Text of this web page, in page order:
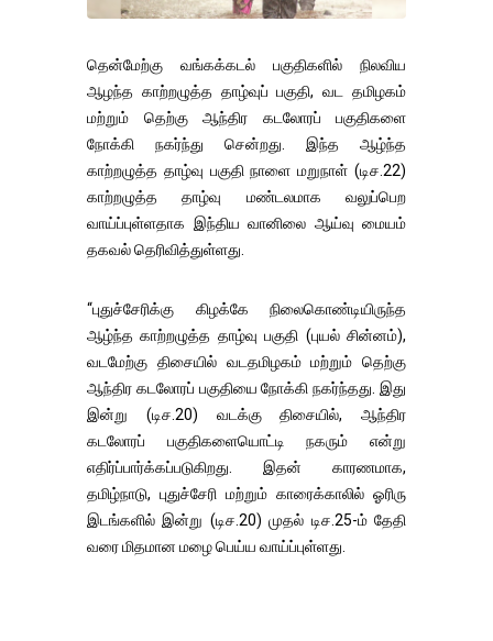
தென்மேற்கு வங்கக்கடல் பகுதிகளில் நிலவிய
ஆழந்த காற்றழுத்த தாழ்வுப் பகுதி, வட தமிழகம்
மற்றும் தெற்கு ஆந்திர கடலோரப் பகுதிகளை
நோக்கி நகர்ந்து சென்றது. இந்த ஆழ்ந்த
காற்றழுத்த தாழ்வு பகுதி நாளை மறுநாள் (டிச.22)
காற்றழுத்த தாழ்வு மண்டலமாக வலுப்பெற
வாய்ப்புள்ளதாக இந்திய வானிலை ஆய்வு மையம்
தகவல் தெரிவித்துள்ளது.
“புதுச்சேரிக்கு கிழக்கே நிலைகொண்டியிருந்த
ஆழ்ந்த காற்றழுத்த தாழ்வு பகுதி (புயல் சின்னம்),
வடமேற்கு திசையில் வடதமிழகம் மற்றும் தெற்கு
ஆந்திர கடலோரப் பகுதியை நோக்கி நகர்ந்தது. இது
இன்று (டிச.20) வடக்கு திசையில், ஆந்திர
கடலோரப் பகுதிகளையொட்டி நகரும் என்று
எதிர்ப்பார்க்கப்படுகிறது. இதன் காரணமாக,
தமிழ்நாடு, புதுச்சேரி மற்றும் காரைக்காலில் ஓரிரு
இடங்களில் இன்று (டிச.20) முதல் டிச.25-ம் தேதி
வரை மிதமான மழை பெய்ய வாய்ப்புள்ளது.